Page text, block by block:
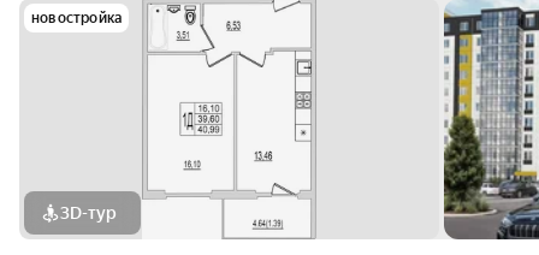
новостройка
3D-тур